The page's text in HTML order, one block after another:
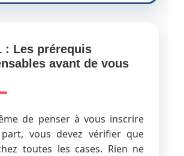
: Les prérequis
avant de vous
de penser à vous inscrire
vous devez vérifier que
toutes les cases. Rien ne